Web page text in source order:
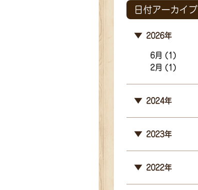
日付アーカイブ
2026年
6月 (1)
2月 (1)
2024年
2023年
2022年